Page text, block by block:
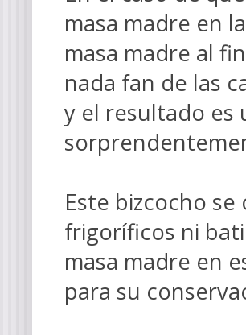
masa madre en
masa madre al
nada fan de las
y el resultado es
Este bizcocho
frigoríficos ni
masa madre en
para su